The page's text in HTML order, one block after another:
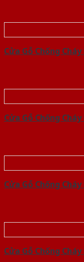
Cửa Gỗ Chống
Cửa Gỗ Chống
Cửa Gỗ Chống
Cửa Gỗ Chống